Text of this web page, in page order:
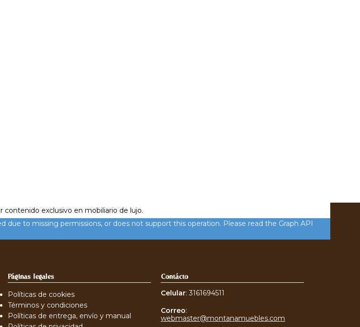
contenido exclusivo en mobiliario de lujo.
to missing permissions, or does not support this operation. Please read the Graph API
Páginas legales
Políticas de cookies
Términos y condiciones
Políticas de entrega, envío y manual
Contácto
Celular: 3161694511
Correo:
webmaster@montanamuebles.com